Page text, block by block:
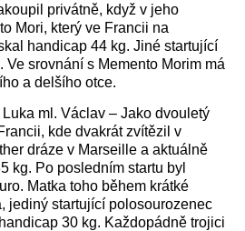
privátně, když v jeho
Mori, který ve Francii na
handicap 44 kg. Jiné startující
Ve srovnání s Memento Morim má
a delšího otce.
Luka ml. Václav – Jako dvouletý
kde dvakrát zvítězil v
dráze v Marseille a aktuálně
kg. Po posledním startu byl
Matka toho během krátké
jediný startující polosourozenec
30 kg. Každopádně trojici